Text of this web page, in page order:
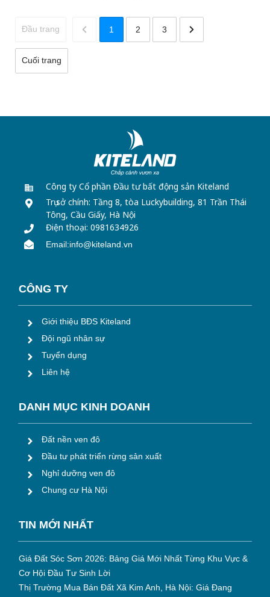
Đầu trang 1 2 3
Cuối trang
Công ty Cổ phần Đầu tư bất động sản Kiteland
Trụ sở chính: Tầng 8, tòa Luckybuilding, 81 Trần Thái
Tông, Cầu Giấy, Hà Nội
Điện thoại: 0981634926
Email:info@kiteland.vn
CÔNG TY
Giới thiệu BĐS Kiteland
Đội ngũ nhân sự
Tuyển dụng
Liên hệ
DANH MỤC KINH DOANH
Đất nền ven đô
Đầu tư phát triển rừng sản xuất
Nghỉ dưỡng ven đô
Chung cư Hà Nội
TIN MỚI NHẤT
Giá Đất Sóc Sơn 2026: Bảng Giá Mới Nhất Từng Khu Vực &
Cơ Hội Đầu Tư Sinh Lời
Thị Trường Mua Bán Đất Xã Kim Anh, Hà Nội: Giá Đang